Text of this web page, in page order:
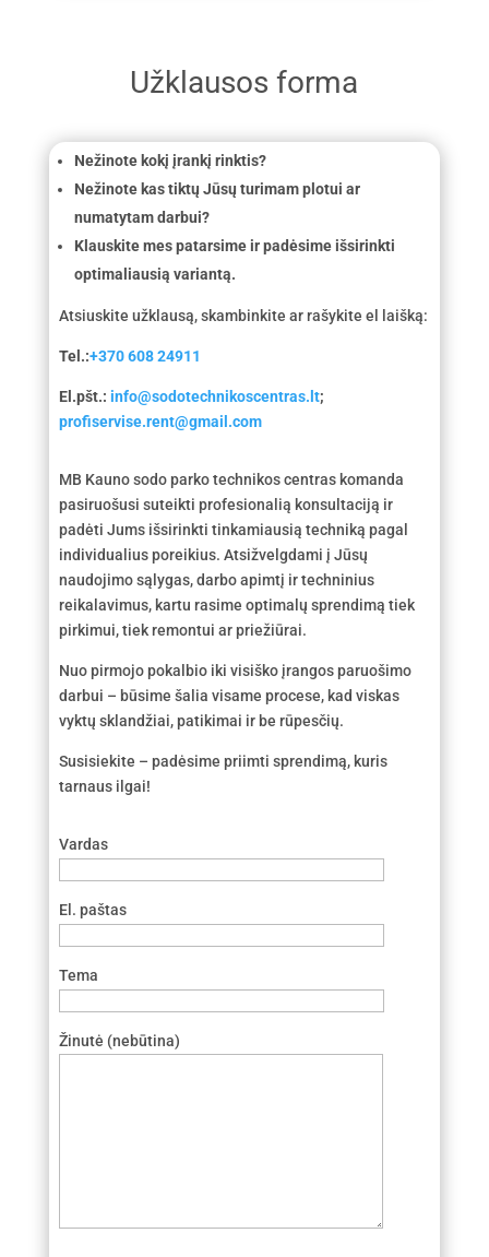
Užklausos forma
Nežinote kokį įrankį rinktis?
Nežinote kas tiktų Jūsų turimam plotui ar
numatytam darbui?
Klauskite mes patarsime ir padėsime išsirinkti
optimaliausią variantą.
Atsiuskite užklausą, skambinkite ar rašykite el laišką:
Tel.:+370 608 24911
El.pšt.: info@sodotechnikoscentras.lt;
profiservise.rent@gmail.com
MB Kauno sodo parko technikos centras komanda
pasiruošusi suteikti profesionalią konsultaciją ir
padėti Jums išsirinkti tinkamiausią techniką pagal
individualius poreikius. Atsižvelgdami į Jūsų
naudojimo sąlygas, darbo apimtį ir techninius
reikalavimus, kartu rasime optimalų sprendimą tiek
pirkimui, tiek remontui ar priežiūrai.
Nuo pirmojo pokalbio iki visiško įrangos paruošimo
darbui – būsime šalia visame procese, kad viskas
vyktų sklandžiai, patikimai ir be rūpesčių.
Susisiekite – padėsime priimti sprendimą, kuris
tarnaus ilgai!
Vardas
El. paštas
Tema
Žinutė (nebūtina)